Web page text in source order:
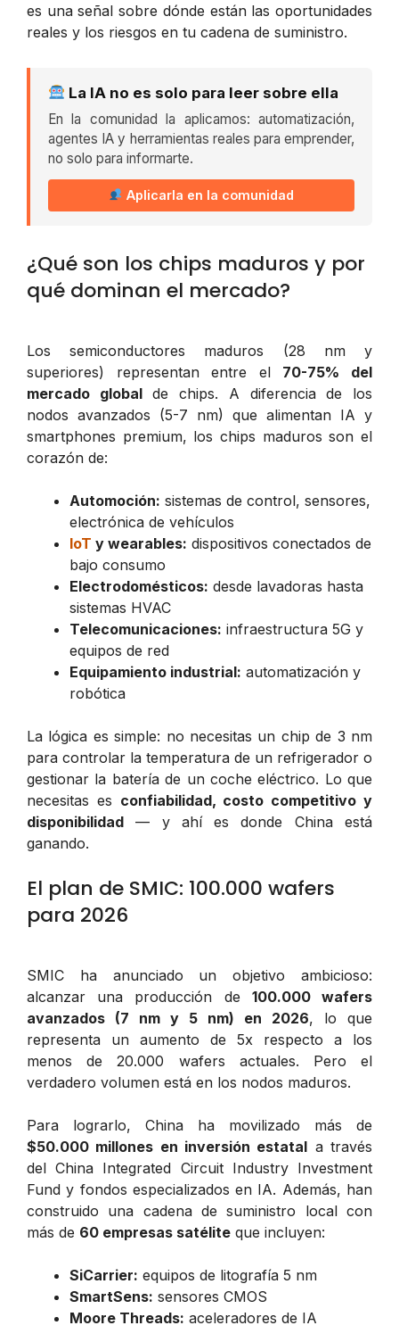
es una señal sobre dónde están las oportunidades
reales y los riesgos en tu cadena de suministro.
La IA no es solo para leer sobre ella
En la comunidad la aplicamos: automatización,
agentes IA y herramientas reales para emprender,
no solo para informarte.
Aplicarla en la comunidad
¿Qué son los chips maduros y por
qué dominan el mercado?
Los semiconductores maduros (28 nm y
superiores) representan entre el 70-75% del
mercado globalde chips. A diferencia de los
nodos avanzados (5-7 nm) que alimentan IA y
smartphones premium, los chips maduros son el
corazón de:
Automoción: sistemas de control, sensores,
electrónica de vehículos
IoT y wearables: dispositivos conectados de
bajo consumo
Electrodomésticos: desde lavadoras hasta
sistemas HVAC
Telecomunicaciones: infraestructura 5G y
equipos de red
Equipamiento industrial: automatización y
robótica
La lógica es simple: no necesitas un chip de 3 nm
para controlar la temperatura de un refrigerador o
gestionar la batería de un coche eléctrico. Lo que
necesitas es confiabilidad, costo competitivo y
disponibilidad — y ahí es donde China está
ganando.
El plan de SMIC: 100.000 wafers
para 2026
SMIC ha anunciado un objetivo ambicioso:
alcanzar una producción de 100.000 wafers
avanzados (7 nm y 5 nm) en 2026, lo que
representa un aumento de 5x respecto a los
menos de 20.000 wafers actuales. Pero el
verdadero volumen está en los nodos maduros.
Para lograrlo, China ha movilizado más de
$50.000 millones en inversión estatal a través
del China Integrated Circuit Industry Investment
Fund y fondos especializados en IA. Además, han
construido una cadena de suministro local con
más de 60 empresas satélite que incluyen:
SiCarrier: equipos de litografía 5 nm
SmartSens: sensores CMOS
Moore Threads: aceleradores de IA